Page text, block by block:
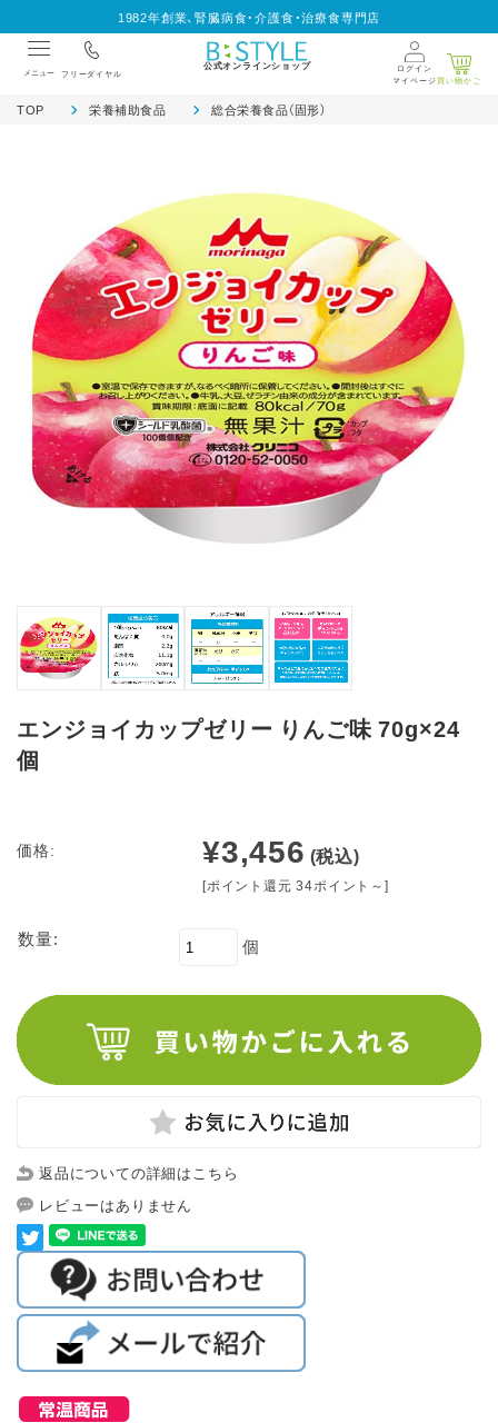
1982年創業、腎臓病食・介護食・治療食専門店
メニュー フリーダイヤル
公式オンラインショップ
ログイン
マイページ買い物かご
TOP 栄養補助食品 総合栄養食品（固形）
エンジョイカップゼリー りんご味 70g×24
個
価格: ¥3,456 (税込)
[ポイント還元 34ポイント～]
数量: 個
返品についての詳細はこちら
レビューはありません